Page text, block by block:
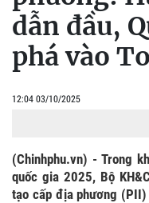
dẫn đầu,
phá vào
12:04 03/10/2025
(Chinhphu.vn) - Trong
quốc gia 2025, Bộ
tạo cấp địa phương